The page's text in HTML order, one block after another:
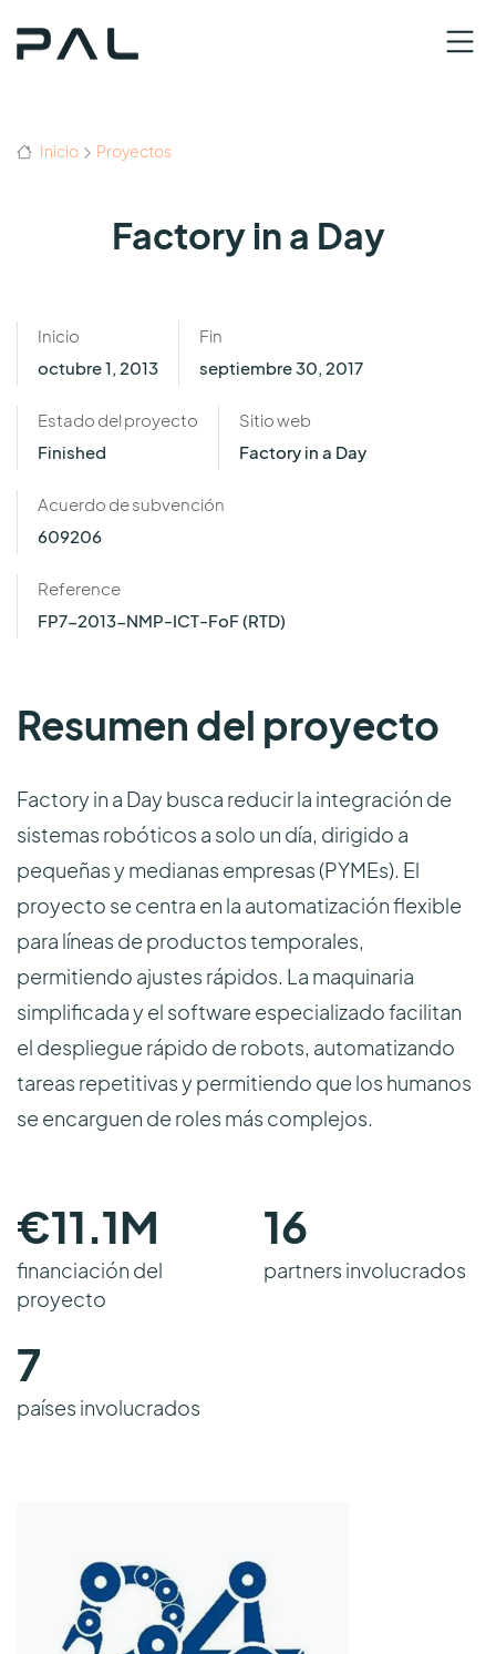
Inicio Proyectos
Factory in a Day
Inicio
octubre 1, 2013
Fin
septiembre 30, 2017
Estado del proyecto
Finished
Sitio web
Factory in a Day
Acuerdo de subvención
609206
Reference
FP7-2013-NMP-ICT-FoF (RTD)
Resumen del proyecto
Factory in a Day busca reducir la integración de
sistemas robóticos a solo un día, dirigido a
pequeñas y medianas empresas (PYMEs). El
proyecto se centra en la automatización flexible
para líneas de productos temporales,
permitiendo ajustes rápidos. La maquinaria
simplificada y el software especializado facilitan
el despliegue rápido de robots, automatizando
tareas repetitivas y permitiendo que los humanos
se encarguen de roles más complejos.
€11.1M
financiación del
proyecto
16
partners involucrados
7
países involucrados